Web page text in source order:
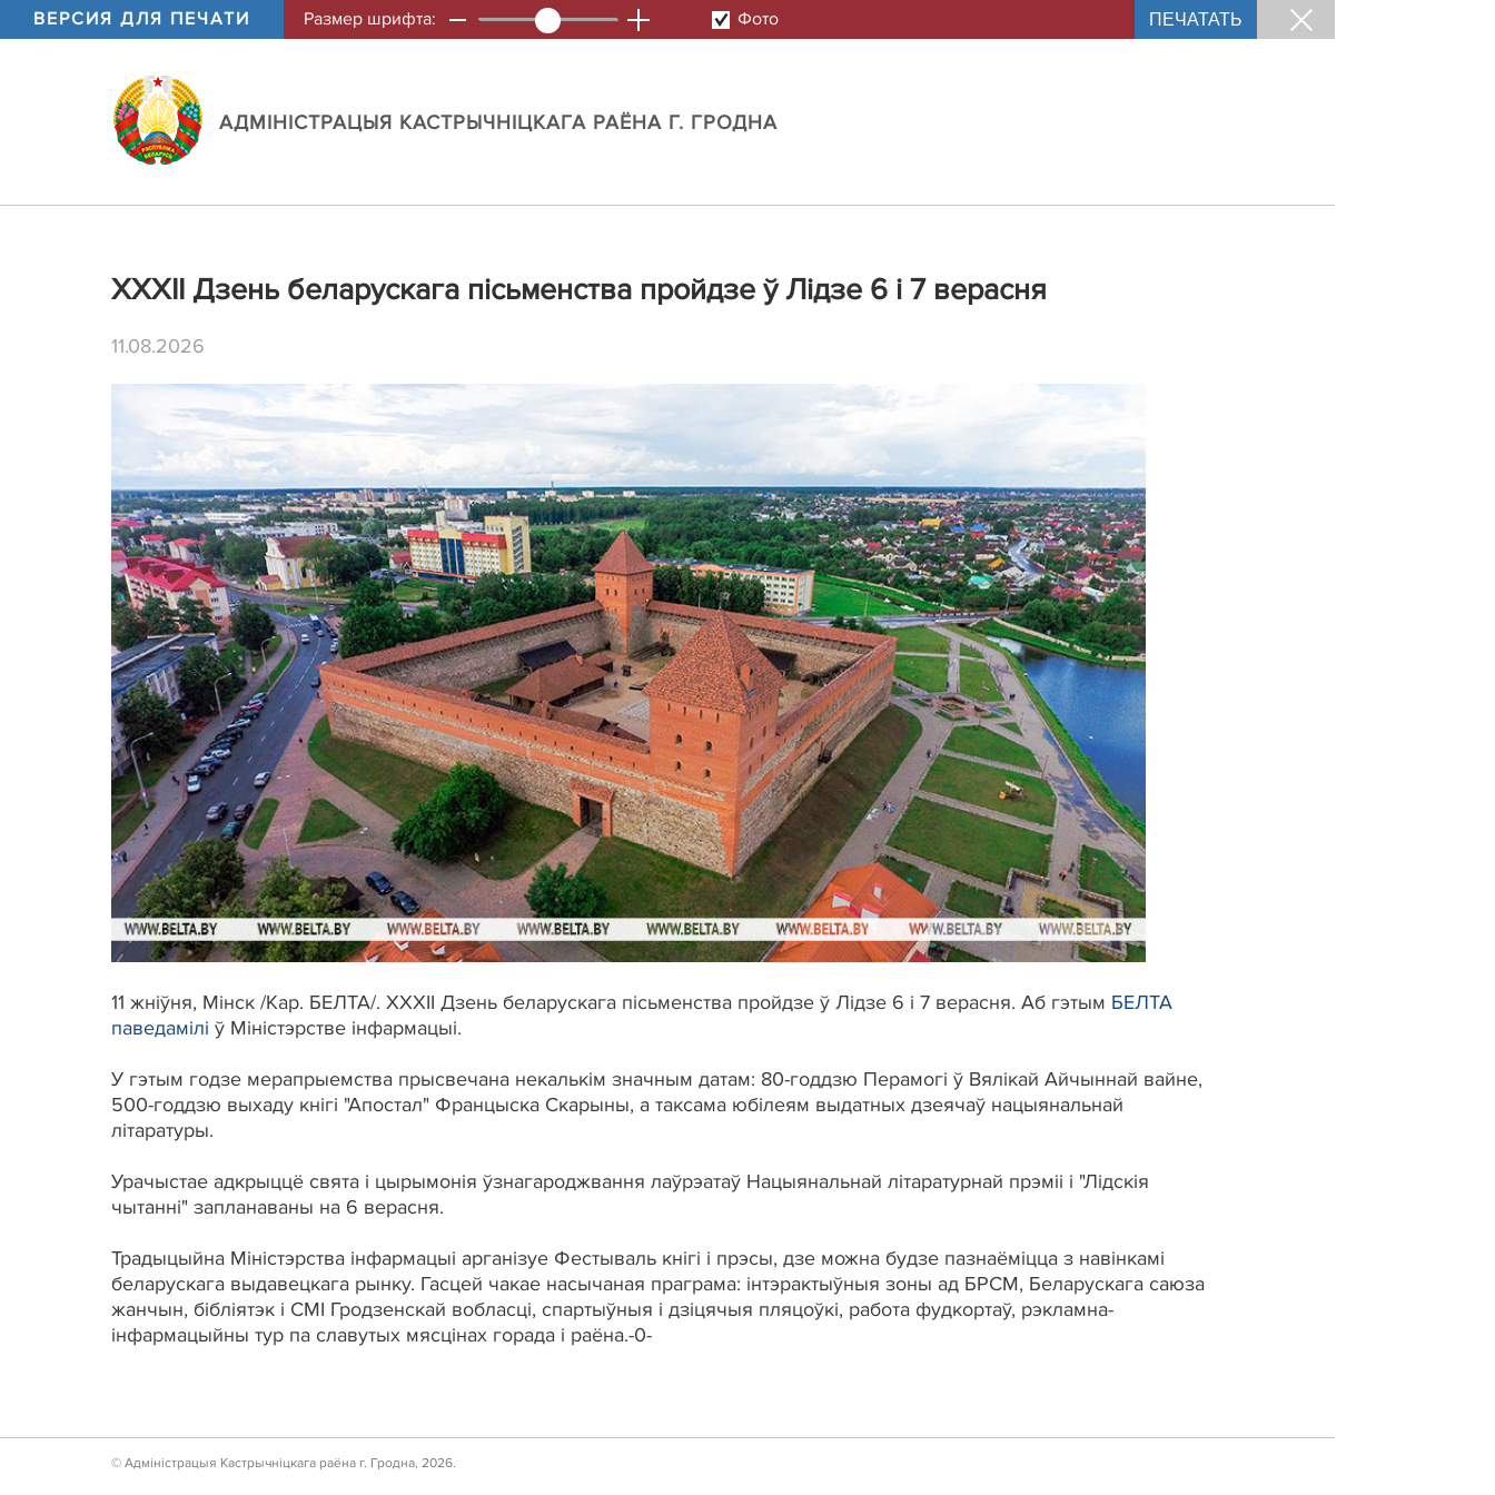
ВЕРСИЯ ДЛЯ ПЕЧАТИ Размер шрифта: Фото ПЕЧАТАТЬ
АДМIНIСТРАЦЫЯ КАСТРЫЧНIЦКАГА РАЁНА Г. ГРОДНА
XXXII Дзень беларускага пісьменства пройдзе ў Лідзе 6 і 7 верасня
11.08.2026
11 жніўня, Мінск /Кар. БЕЛТА/. XXXII Дзень беларускага пісьменства пройдзе ў Лідзе 6 і 7 верасня. Аб гэтым БЕЛТА
паведамілі ў Міністэрстве інфармацыі.
У гэтым годзе мерапрыемства прысвечана некалькім значным датам: 80-годдзю Перамогі ў Вялікай Айчыннай вайне,
500-годдзю выхаду кнігі "Апостал" Францыска Скарыны, а таксама юбілеям выдатных дзеячаў нацыянальнай
літаратуры.
Урачыстае адкрыццё свята і цырымонія ўзнагароджвання лаўрэатаў Нацыянальнай літаратурнай прэміі і "Лідскія
чытанні" запланаваны на 6 верасня.
Традыцыйна Міністэрства інфармацыі арганізуе Фестываль кнігі і прэсы, дзе можна будзе пазнаёміцца з навінкамі
беларускага выдавецкага рынку. Гасцей чакае насычаная праграма: інтэрактыўныя зоны ад БРСМ, Беларускага саюза
жанчын, бібліятэк і СМІ Гродзенскай вобласці, спартыўныя і дзіцячыя пляцоўкі, работа фудкортаў, рэкламна-
інфармацыйны тур па славутых мясцінах горада і раёна.-0-
© Адмiнiстрацыя Кастрычнiцкага раёна г. Гродна, 2026.